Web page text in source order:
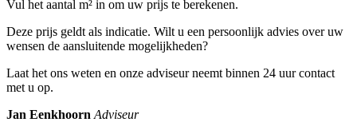
Vul het aantal m² in om uw prijs te berekenen.
Deze prijs geldt als indicatie. Wilt u een persoonlijk advies over uw
wensen de aansluitende mogelijkheden?
Laat het ons weten en onze adviseur neemt binnen 24 uur contact
met u op.
Jan Eenkhoorn Adviseur